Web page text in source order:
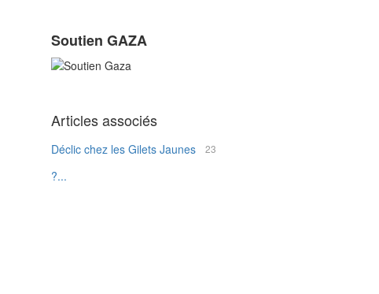
Soutien GAZA
Articles associés
23
Déclic chez les Gilets Jaunes
?...